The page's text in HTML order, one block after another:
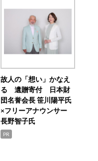
故人の「想い」かなえ
る 遺贈寄付 日本財
団名誉会長 笹川陽平氏
×フリーアナウンサー
長野智子氏
PR